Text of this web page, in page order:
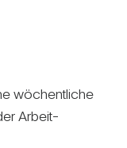
wöchent­liche
Arbeit­